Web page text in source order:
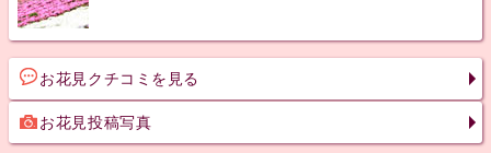
お花見クチコミを見る
お花見投稿写真